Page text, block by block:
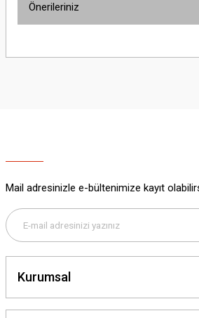
Önerileriniz
yetersiz gördüğünüz noktaları öneri formunu
Bu ürüne benzer farklı alternatifler olmalı.
Mail adresinizle e-bültenimize kayıt
Kurumsal